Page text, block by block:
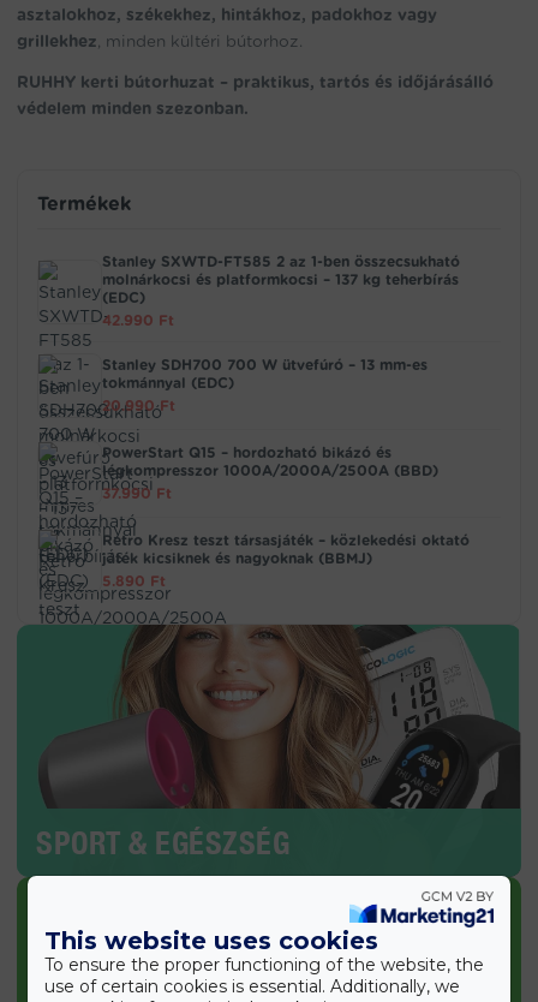
asztalokhoz, székekhez, hintákhoz, padokhoz vagy
grillekhez , minden kültéri bútorhoz.
RUHHY kerti bútorhuzat – praktikus, tartós és időjárásálló
védelem minden szezonban.
Termékek
Stanley SXWTD-FT585 2 az 1-ben összecsukható
molnárkocsi és platformkocsi – 137 kg teherbírás
(EDC)
42.990 Ft
Stanley SDH700 700 W ütvefúró – 13 mm-es
tokmánnyal (EDC)
20.990Ft
PowerStart Q15 – hordozható bikázó és
légkompresszor 1000A/2000A/2500A (BBD)
37.990 Ft
Retro Kresz teszt társasjáték – közlekedési oktató
játék kicsiknek és nagyoknak (BBMJ)
5.890 Ft
SPORT & EGÉSZSÉG
This website uses cookies
To ensure the proper functioning of the website, the
use of certain cookies is essential. Additionally, we